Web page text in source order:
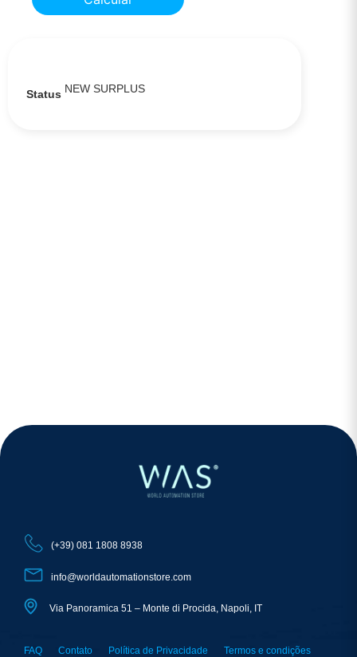
Status NEW SURPLUS
(+39) 081 1808 8938
info@worldautomationstore.com
Via Panoramica 51 – Monte di Procida, Napoli, IT
FAQ Contato Política de Privacidade Termos e condições